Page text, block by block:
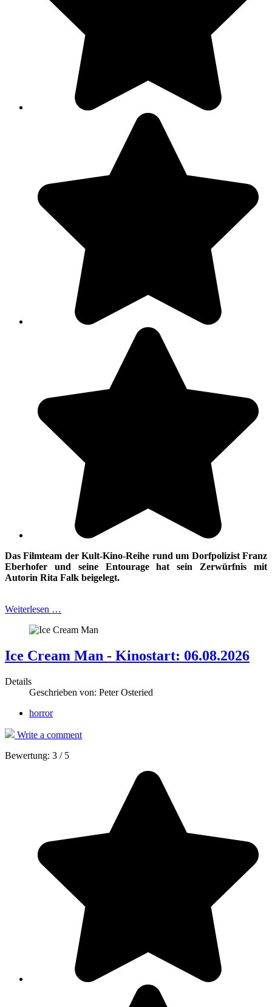
Das Filmteam der Kult-Kino-Reihe rund um Dorfpolizist Franz
Eberhofer und
seine Entourage hat sein Zerwürfnis mit
Autorin Rita Falk beigelegt.
Weiterlesen …
Ice Cream Man - Kinostart: 06.08.2026
Details
Geschrieben von: Peter Osteried
horror
Write a comment
Bewertung: 3 / 5